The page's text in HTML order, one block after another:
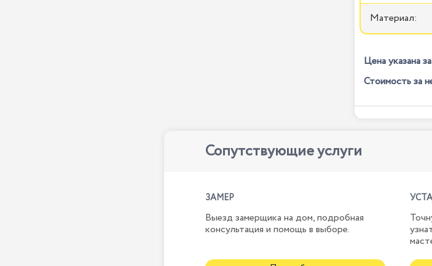
Материал:
Цена указана
Стоимость за
Сопутствующие услуги
ЗАМЕР
Выезд замерщика на дом, подробная
консультация и помощь в выборе.